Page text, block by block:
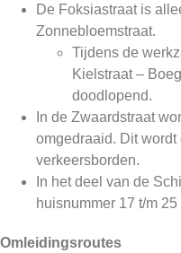
De Foksiastraat is
Zonnebloemstraat.
Tijdens de
Kielstraat –
doodlopend.
In de Zwaardstraat
omgedraaid. Dit
verkeersborden.
In het deel van de
huisnummer 17 t/m
Omleidingsroutes